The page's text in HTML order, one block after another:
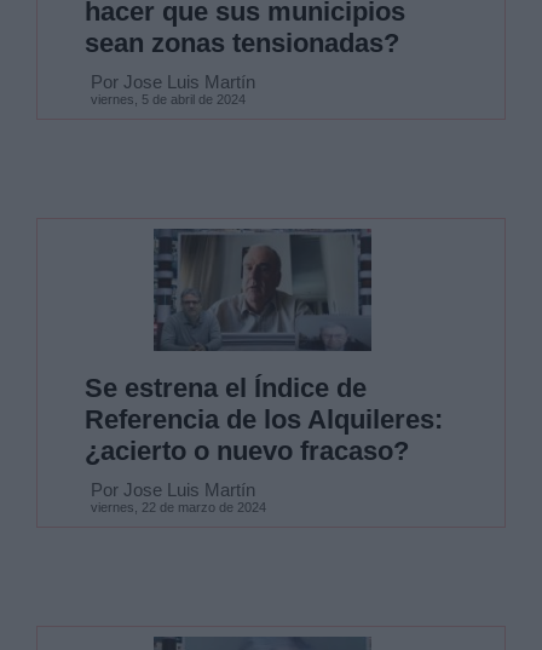
hacer que sus municipios
sean zonas tensionadas?
Por Jose Luis Martín
viernes, 5 de abril de 2024
Se estrena el Índice de
Referencia de los Alquileres:
¿acierto o nuevo fracaso?
Por Jose Luis Martín
viernes, 22 de marzo de 2024